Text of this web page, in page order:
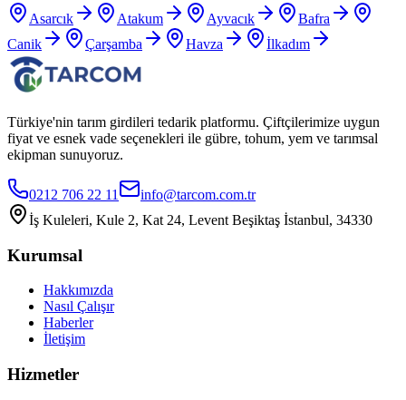
Asarcık Atakum Ayvacık
Bafra
Canik
Çarşamba Havza İlkadım
Türkiye'nin tarım girdileri tedarik platformu. Çiftçilerimize uygun
fiyat ve esnek vade seçenekleri ile gübre, tohum, yem ve tarımsal
ekipman sunuyoruz.
0212 706 22 11
info@tarcom.com.tr
İş Kuleleri, Kule 2, Kat 24, Levent Beşiktaş İstanbul, 34330
Kurumsal
Hakkımızda
Nasıl Çalışır
Haberler
İletişim
Hizmetler